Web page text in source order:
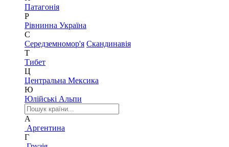
Патагонія
Р
Рівнинна Україна
С
Середземномор'я Скандинавія
Т
Тибет
Ц
Центральна Мексика
Ю
Юлійські Альпи
А
Аргентина
Г